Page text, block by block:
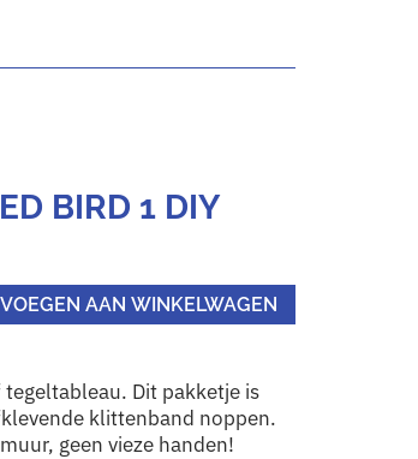
BIRD 1 DIY
1 DIY aantalAAN WINKELWAGEN
Dit pakketje is
klittenband noppen.
geen vieze handen!